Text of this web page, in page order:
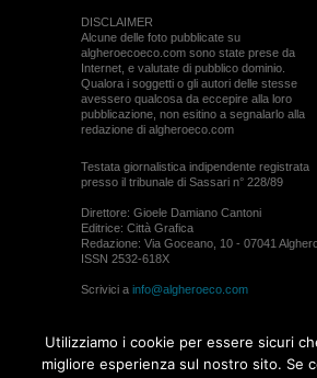
DISCLAIMER
Alcune delle foto pubblicate su
algheroecoeco.com sono state prese da
Internet, e valutate di pubblico dominio.
Qualora i soggetti o gli autori delle stesse
avessero qualcosa da eccepire alla loro
pubblicazione, non esitino a segnalarlo alla
redazione di algheroeco.com
Testata giornalistica indipendente registrata
presso il tribunale di Sassari n° 228/89
Direttore: Gioele Damiano Cantoni
Editrice: Città Grafica
Redazione: Via Goceano, 10 - 07041
ISSN 2532-618X
Scrivici a info@algheroeco.com
© ALGHERO ECO Riproduzione solo con il
permesso di algheroeco.com
Utilizziamo i cookie per essere sicuri
migliore esperienza sul nostro sito. Se